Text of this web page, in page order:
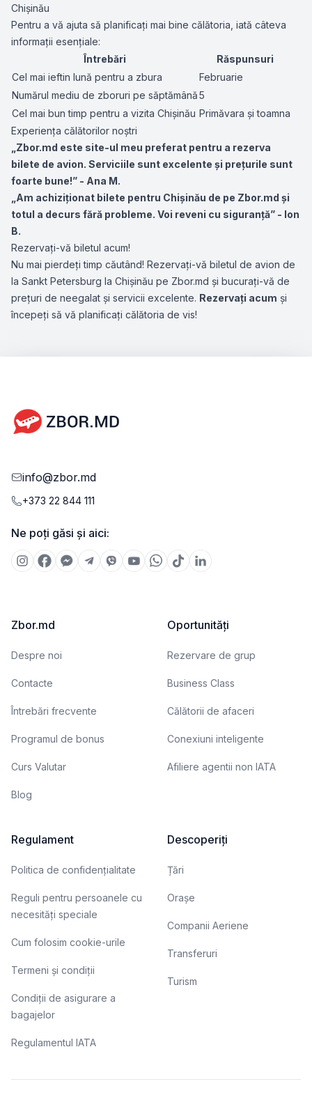
Chișinău
Pentru a vă ajuta să planificați mai bine călătoria, iată câteva
informații esențiale:
Întrebări
Răspunsuri
Cel mai ieftin lună pentru a zbura
Februarie
Numărul mediu de zboruri pe săptămână5
Cel mai bun timp pentru a vizita Chișinău Primăvara și toamna
Experiența călătorilor noștri
„Zbor.md este site-ul meu preferat pentru a rezerva
bilete de avion. Serviciile sunt excelente și prețurile sunt
foarte bune!” - Ana M.
„Am achiziționat bilete pentru Chișinău de pe Zbor.md și
totul a decurs fără probleme. Voi reveni cu siguranță” - Ion
B.
Rezervați-vă biletul acum!
Nu mai pierdeți timp căutând! Rezervați-vă biletul de avion de
la Sankt Petersburg la Chișinău pe Zbor.md și bucurați-vă de
prețuri de neegalat și servicii excelente. Rezervați acum și
începeți să vă planificați călătoria de vis!
info@zbor.md
+373 22 844 111
Ne poți găsi și aici:
Zbor.md
Despre noi
Contacte
Întrebări frecvente
Programul de bonus
Curs Valutar
Blog
Oportunități
Rezervare de grup
Business Class
Călătorii de afaceri
Conexiuni inteligente
Afiliere agentii non IATA
Regulament
Politica de confidențialitate
Reguli pentru persoanele cu
necesități speciale
Cum folosim cookie-urile
Termeni și condiții
Condiții de asigurare a
bagajelor
Regulamentul IATA
Descoperiți
Țări
Orașe
Companii Aeriene
Transferuri
Turism